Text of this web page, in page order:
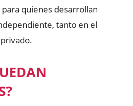
quienes desarrollan
tanto en el